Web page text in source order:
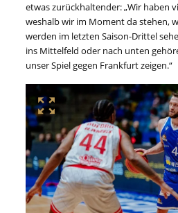
etwas zurückhaltender: „Wir haben
weshalb wir im Moment da stehen,
werden im letzten Saison-Drittel
ins Mittelfeld oder nach unten
unser Spiel gegen Frankfurt zeigen.“